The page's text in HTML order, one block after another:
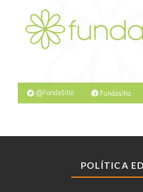
POLÍTICA